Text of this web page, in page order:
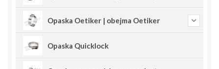
Opaska Oetiker | obejma Oetiker
Opaska Quicklock